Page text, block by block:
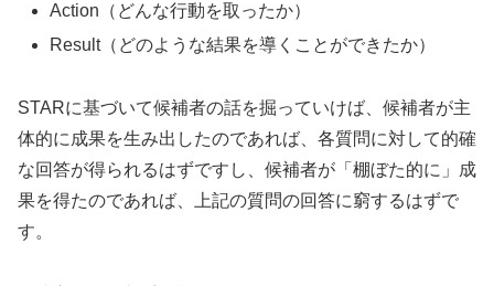
Action（どんな行動を取ったか）
Result（どのような結果を導くことができたか）
STARに基づいて候補者の話を掘っていけば、候補者が主
体的に成果を生み出したのであれば、各質問に対して的確
な回答が得られるはずですし、候補者が「棚ぼた的に」成
果を得たのであれば、上記の質問の回答に窮するはずで
す。